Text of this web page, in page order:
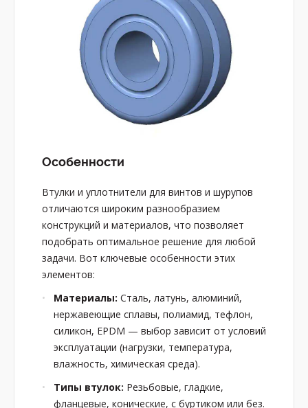
Особенности
Втулки и уплотнители для винтов и шурупов
отличаются широким разнообразием
конструкций и материалов, что позволяет
подобрать оптимальное решение для любой
задачи. Вот ключевые особенности этих
элементов:
Материалы: Сталь, латунь, алюминий,
нержавеющие сплавы, полиамид, тефлон,
силикон, EPDM — выбор зависит от условий
эксплуатации (нагрузки, температура,
влажность, химическая среда).
Типы втулок: Резьбовые, гладкие,
фланцевые, конические, с буртиком или без.